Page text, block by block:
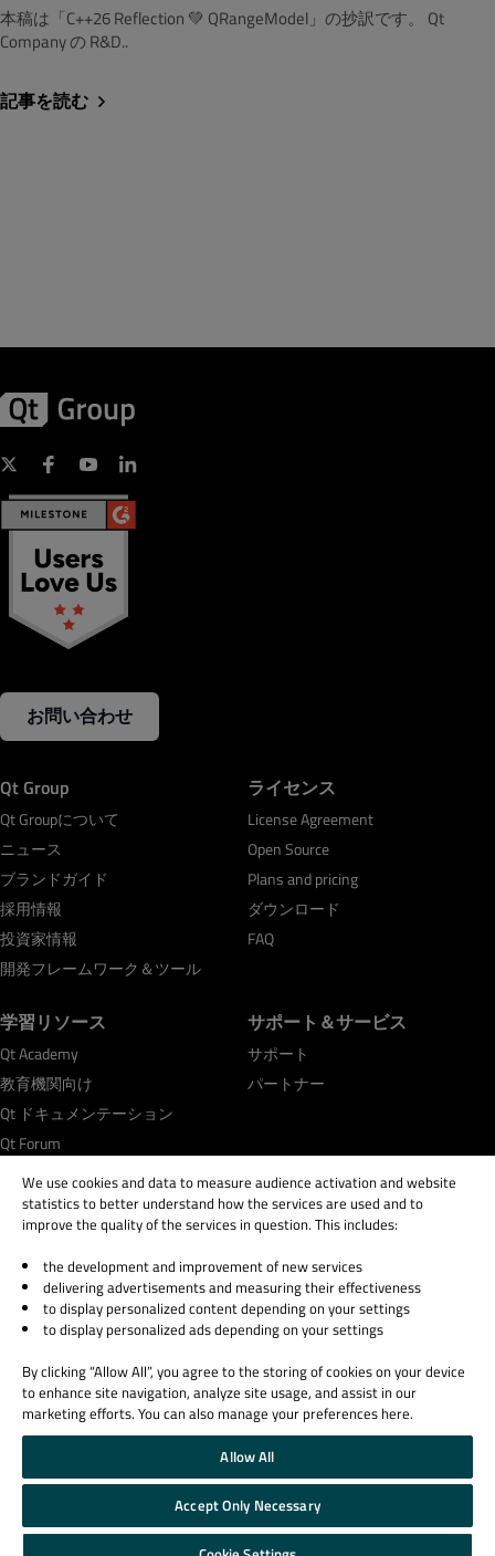
本稿は「C++26 Reflection 💚 QRangeModel」の抄訳です。 Qt
Company の R&D..
記事を読む
お問い合わせ
Qt Group
Qt Groupについて
ニュース
ブランドガイド
採用情報
投資家情報
開発フレームワーク＆ツール
ライセンス
License Agreement
Open Source
Plans and pricing
ダウンロード
FAQ
学習リソース
Qt Academy
教育機関向け
Qt ドキュメンテーション
Qt Forum
サポート＆サービス
サポート
パートナー
© 2026 The Qt Company
Legal Notice
Privacy and Cookie Policy
Trust Center
Cookie Settings
Email Preferences
Qt Group includes The Qt Company Oy and its global subsidiaries and affiliates.
We use cookies and data to measure audience activation and website
statistics to better understand how the services are used and to
improve the quality of the services in question. This includes:
the development and improvement of new services
delivering advertisements and measuring their effectiveness
to display personalized content depending on your settings
to display personalized ads depending on your settings
By clicking “Allow All”, you agree to the storing of cookies on your device
to enhance site navigation, analyze site usage, and assist in our
marketing efforts. You can also manage your preferences here.
Allow All
Accept Only Necessary